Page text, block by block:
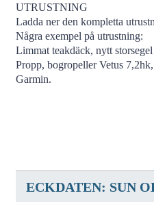
UTRUSTNING
Ladda ner den kompletta
Några exempel på utrustning:
Limmat teakdäck, nytt
Propp, bogropeller Vetus
Garmin.
ECKDATEN: SUN